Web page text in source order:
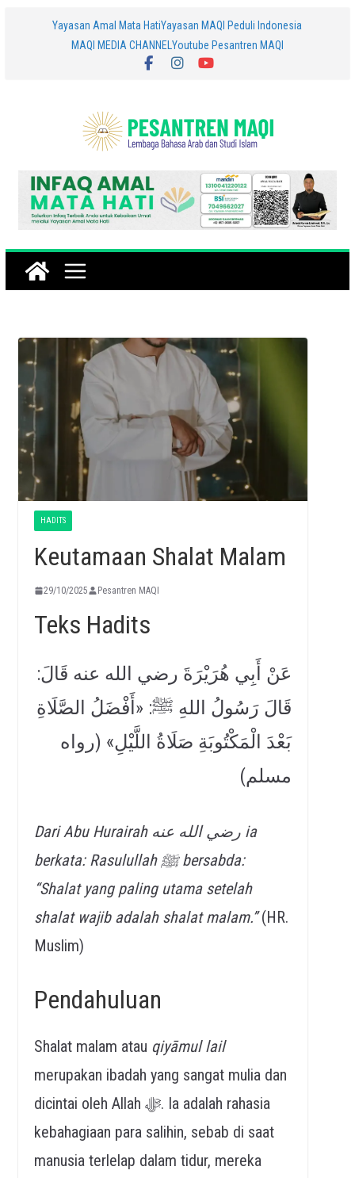
Yayasan Amal Mata HatiYayasan MAQI Peduli Indonesia
MAQI MEDIA CHANNEL Youtube Pesantren MAQI
HADITS
Keutamaan Shalat Malam
29/10/2025 Pesantren MAQI
Teks Hadits
عَنْ أَبِي هُرَيْرَةَ رضي الله عنه قَالَ:
قَالَ رَسُولُ اللهِ ﷺ: «أَفْضَلُ الصَّلَاةِ
بَعْدَ الْمَكْتُوبَةِ صَلَاةُ اللَّيْلِ» (رواه
مسلم)
Dari Abu Hurairah رضي الله عنه ia
berkata: Rasulullah ﷺ bersabda:
“Shalat yang paling utama setelah
shalat wajib adalah shalat malam.”(HR.
Muslim)
Pendahuluan
Shalat malam atau qiyāmul lail
merupakan ibadah yang sangat mulia dan
dicintai oleh Allah ﷻ. Ia adalah rahasia
kebahagiaan para salihin, sebab di saat
manusia terlelap dalam tidur, mereka